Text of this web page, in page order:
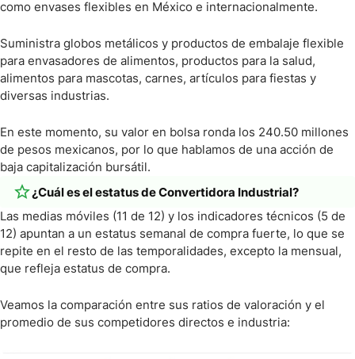
como envases flexibles en México e internacionalmente.
Suministra globos metálicos y productos de embalaje flexible
para envasadores de alimentos, productos para la salud,
alimentos para mascotas, carnes, artículos para fiestas y
diversas industrias.
En este momento, su valor en bolsa ronda los 240.50 millones
de pesos mexicanos, por lo que hablamos de una acción de
baja capitalización bursátil.
¿Cuál es el estatus de Convertidora Industrial?
Las medias móviles (11 de 12) y los indicadores técnicos (5 de
12) apuntan a un estatus semanal de compra fuerte, lo que se
repite en el resto de las temporalidades, excepto la mensual,
que refleja estatus de compra.
Veamos la comparación entre sus ratios de valoración y el
promedio de sus competidores directos e industria: